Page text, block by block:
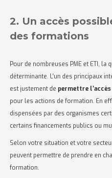
2. Un accès
des formations
Pour de nombreuses PME et ETI, la
déterminante. L’un des principaux
est justement de permettre
pour les actions de formation. En
dispensées par des organismes
certains financements publics ou
Selon votre situation et votre
peuvent permettre de prendre en
formation.